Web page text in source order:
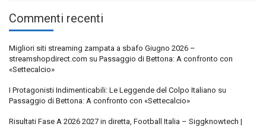
Commenti recenti
Migliori siti streaming zampata a sbafo Giugno 2026 –
streamshopdirect.com su Passaggio di Bettona: A confronto con
«Settecalcio»
I Protagonisti Indimenticabili: Le Leggende del Colpo Italiano su
Passaggio di Bettona: A confronto con «Settecalcio»
Risultati Fase A 2026 2027 in diretta, Football Italia – Siggknowtech |